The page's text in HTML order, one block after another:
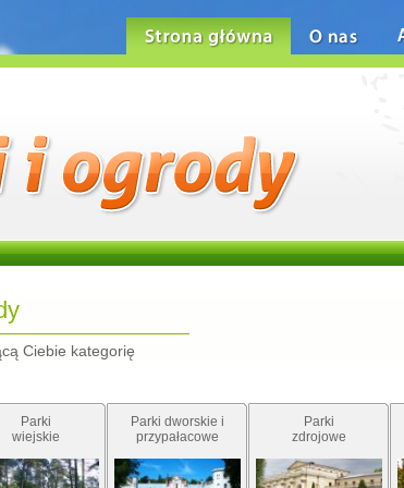
Ciebie kategorię
Parki
wiejskie
Parki dworskie i
przypałacowe
Parki
zdrojowe
Strona główna O nas